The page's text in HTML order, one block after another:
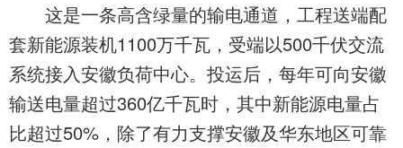
这是一条高含绿量的输电通道，工程送端配
套新能源装机1100万千瓦，受端以500千伏交流
系统接入安徽负荷中心。投运后，每年可向安徽
输送电量超过360亿千瓦时，其中新能源电量占
比超过50%，除了有力支撑安徽及华东地区可靠